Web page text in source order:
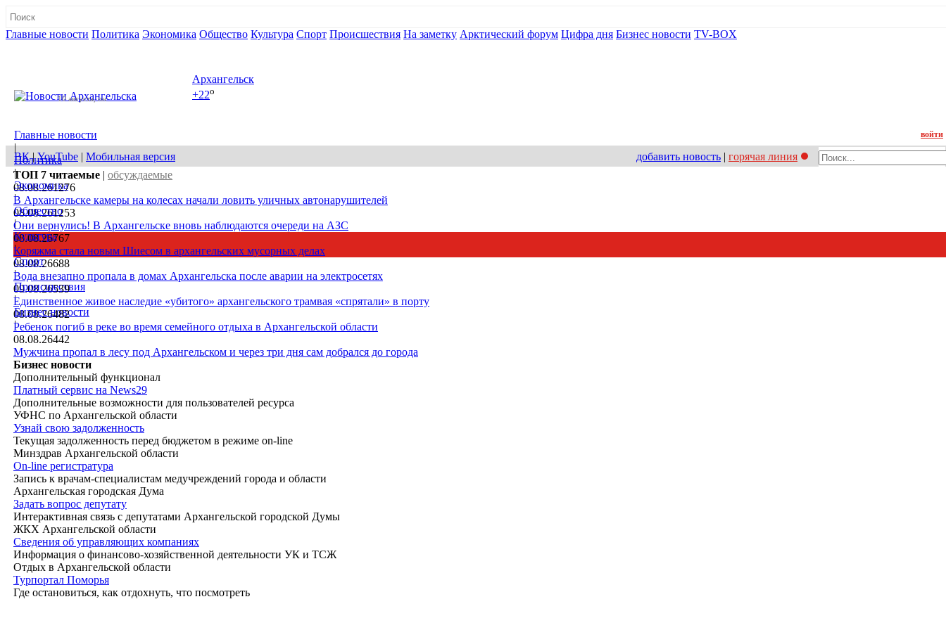
Главные новости Политика Экономика Общество Культура Спорт Происшествия На заметку Арктический форум Цифра дня Бизнес новости TV-BOX
10 августа, пн
Архангельск
+22o
Главные новости
|
Политика
|
Экономика
|
Общество
|
Культура
|
Спорт
|
Происшествия
|
Бизнес новости
|
войти
ВК|YouTube | Мобильная версия добавить новость | горячая линия
ТОП 7 читаемые | обсуждаемые
08.08.261276
В Архангельске камеры на колесах начали ловить уличных автонарушителей
08.08.261253
Они вернулись! В Архангельске вновь наблюдаются очереди на АЗС
08.08.26767
Коряжма стала новым Шиесом в архангельских мусорных делах
08.08.26688
Вода внезапно пропала в домах Архангельска после аварии на электросетях
09.08.26539
Единственное живое наследие «убитого» архангельского трамвая «спрятали» в порту
08.08.26482
Ребенок погиб в реке во время семейного отдыха в Архангельской области
08.08.26442
Мужчина пропал в лесу под Архангельском и через три дня сам добрался до города
Бизнес новости
Дополнительный функционал
Платный сервис на News29
Дополнительные возможности для пользователей ресурса
УФНС по Архангельской области
Узнай свою задолженность
Текущая задолженность перед бюджетом в режиме on-line
Минздрав Архангельской области
On-line регистратура
Запись к врачам-специалистам медучреждений города и области
Архангельская городская Дума
Задать вопрос депутату
Интерактивная связь с депутатами Архангельской городской Думы
ЖКХ Архангельской области
Сведения об управляющих компаниях
Информация о финансово-хозяйственной деятельности УК и ТСЖ
Отдых в Архангельской области
Турпортал Поморья
Где остановиться, как отдохнуть, что посмотреть